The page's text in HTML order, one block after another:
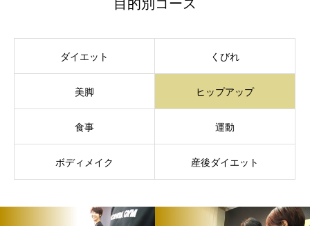
目的別コース
ダイエット くびれ
美脚 ヒップアップ
食事 運動
ボディメイク 産後ダイエット